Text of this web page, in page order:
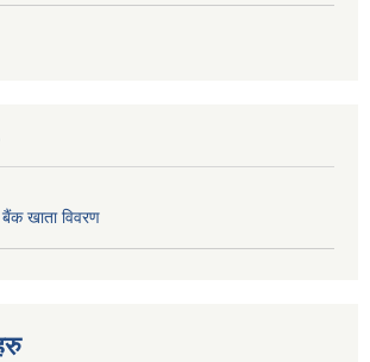
बैंक खाता विवरण